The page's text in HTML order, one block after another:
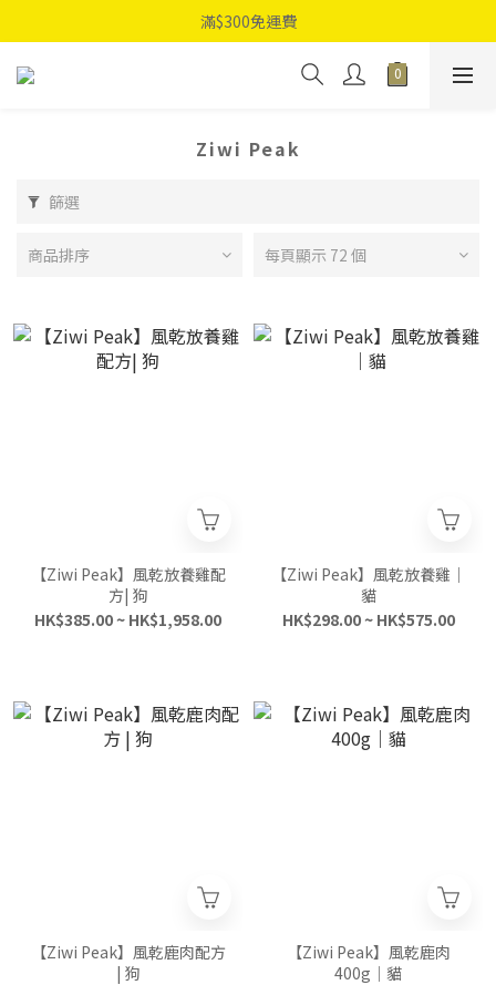
滿$300免運費
Ziwi Peak
篩選
商品排序 每頁顯示 72 個
【Ziwi Peak】風乾放養雞配
方| 狗
HK$385.00 ~ HK$1,958.00
【Ziwi Peak】風乾放養雞｜
貓
HK$298.00 ~ HK$575.00
【Ziwi Peak】風乾鹿肉配方
| 狗
【Ziwi Peak】風乾鹿肉
400g｜貓